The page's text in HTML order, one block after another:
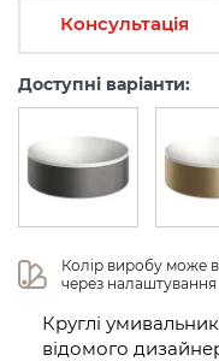
Консультація
Доступні варіанти:
Колір виробу може
через налаштування
Круглі
відомого